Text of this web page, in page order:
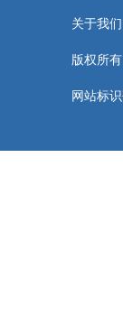
关于我们
版权所
网站标